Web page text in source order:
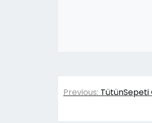
Yazı
Previous: TütünSepeti